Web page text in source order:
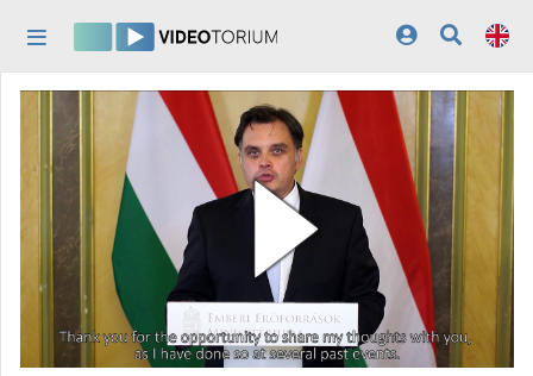
Log In
Discovery
Categories
Playlists
Organizations